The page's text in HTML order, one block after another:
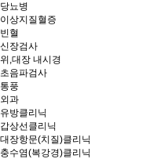
당뇨병
이상지질혈증
빈혈
신장검사
위,대장 내시경
초음파검사
통풍
외과
유방클리닉
갑상선클리닉
대장항문(치질)클리닉
충수염(복강경)클리닉